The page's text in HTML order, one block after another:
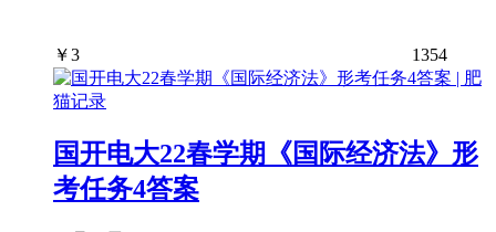
￥3 1354
国开电大22春学期《国际经济法》形
考任务4答案